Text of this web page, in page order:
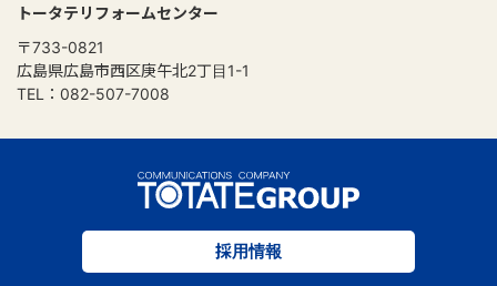
トータテリフォームセンター
〒733-0821
広島県広島市西区庚午北2丁目1-1
TEL：082-507-7008
採用情報